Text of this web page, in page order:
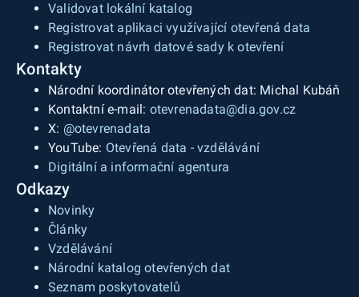
Validovat lokální katalog
Registrovat aplikaci využívající otevřená data
Registrovat návrh datové sady k otevření
Kontakty
Národní koordinátor otevřených dat: Michal Kubáň
Kontaktní e-mail: otevrenadata@dia.gov.cz
X: @otevrenadata
YouTube: Otevřená data - vzdělávání
Digitální a informační agentura
Odkazy
Novinky
Články
Vzdělávání
Národní katalog otevřených dat
Seznam poskytovatelů